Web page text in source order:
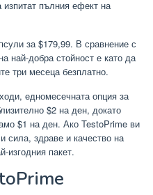
изпитат пълния ефект на
за $179,99. В сравнение с
най-добра стойност е като да
три месеца безплатно.
едномесечната опция за
$2 на ден, докато
$1 на ден. Ако TestoPrime ви
сила, здраве и качество на
изгодния пакет.